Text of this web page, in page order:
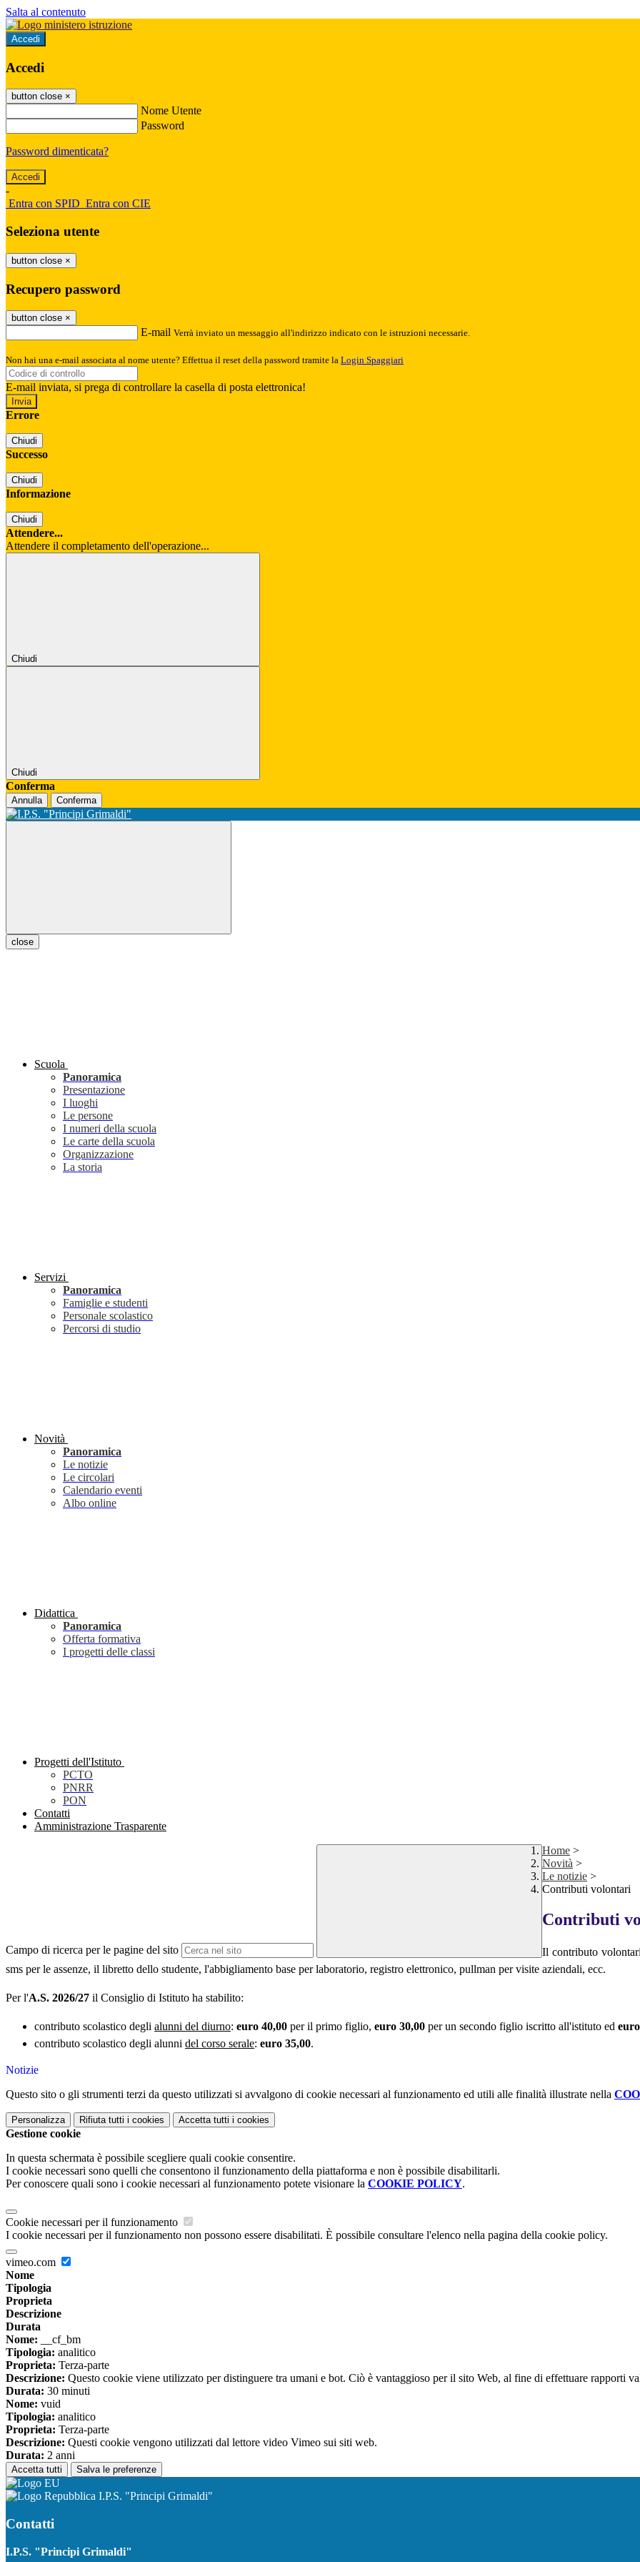
Salta al contenuto
Accedi
Accedi
button close ×
Nome Utente
Password
Password dimenticata?
-
Entra con SPID Entra con CIE
Seleziona utente
button close ×
Recupero password
button close ×
E-mail Verrà inviato un messaggio all'indirizzo indicato con le istruzioni necessarie.
Non hai una e-mail associata al nome utente? Effettua il reset della password tramite la Login Spaggiari
E-mail inviata, si prega di controllare la casella di posta elettronica!
Errore
Chiudi
Successo
Chiudi
Informazione
Chiudi
Attendere...
Attendere il completamento dell'operazione...
Chiudi
Chiudi
Conferma
Annulla Conferma
close
Scuola
Panoramica
Presentazione
I luoghi
Le persone
I numeri della scuola
Le carte della scuola
Organizzazione
La storia
Servizi
Panoramica
Famiglie e studenti
Personale scolastico
Percorsi di studio
Novità
Panoramica
Le notizie
Le circolari
Calendario eventi
Albo online
Didattica
Panoramica
Offerta formativa
I progetti delle classi
Progetti dell'Istituto
PCTO
PNRR
PON
Contatti
Amministrazione Trasparente
Campo di ricerca per le pagine del sito
Home >
Novità >
Le notizie >
Contributi volontari
Contributi
Il contributo
sms per le assenze, il libretto dello studente, l'abbigliamento base per laboratorio, registro elettronico, pullman per visite aziendali, ecc.
Per l'A.S. 2026/27 il Consiglio di Istituto ha stabilito:
contributo scolastico degli alunni del diurno: euro 40,00 per il primo figlio, euro 30,00 per un secondo figlio iscritto all'istituto ed
contributo scolastico degli alunni del corso serale: euro 35,00.
Notizie
Questo sito o gli strumenti terzi da questo utilizzati si avvalgono di cookie necessari al funzionamento ed utili alle finalità illustrate nella
Personalizza Rifiuta tutti i cookies Accetta tutti i cookies
Gestione cookie
In questa schermata è possibile scegliere quali cookie consentire.
I cookie necessari sono quelli che consentono il funzionamento della piattaforma e non è possibile disabilitarli.
Per conoscere quali sono i cookie necessari al funzionamento potete visionare la COOKIE POLICY.
Cookie necessari per il funzionamento
I cookie necessari per il funzionamento non possono essere disabilitati. È possibile consultare l'elenco nella pagina della cookie policy.
vimeo.com
Nome
Tipologia
Proprieta
Descrizione
Durata
Nome: __cf_bm
Tipologia: analitico
Proprieta: Terza-parte
Descrizione: Questo cookie viene utilizzato per distinguere tra umani e bot. Ciò è vantaggioso per il sito Web, al fine di effettuare rapporti
Durata: 30 minuti
Nome: vuid
Tipologia: analitico
Proprieta: Terza-parte
Descrizione: Questi cookie vengono utilizzati dal lettore video Vimeo sui siti web.
Durata: 2 anni
Accetta tutti Salva le preferenze
I.P.S. "Principi Grimaldi"
Contatti
I.P.S. "Principi Grimaldi"